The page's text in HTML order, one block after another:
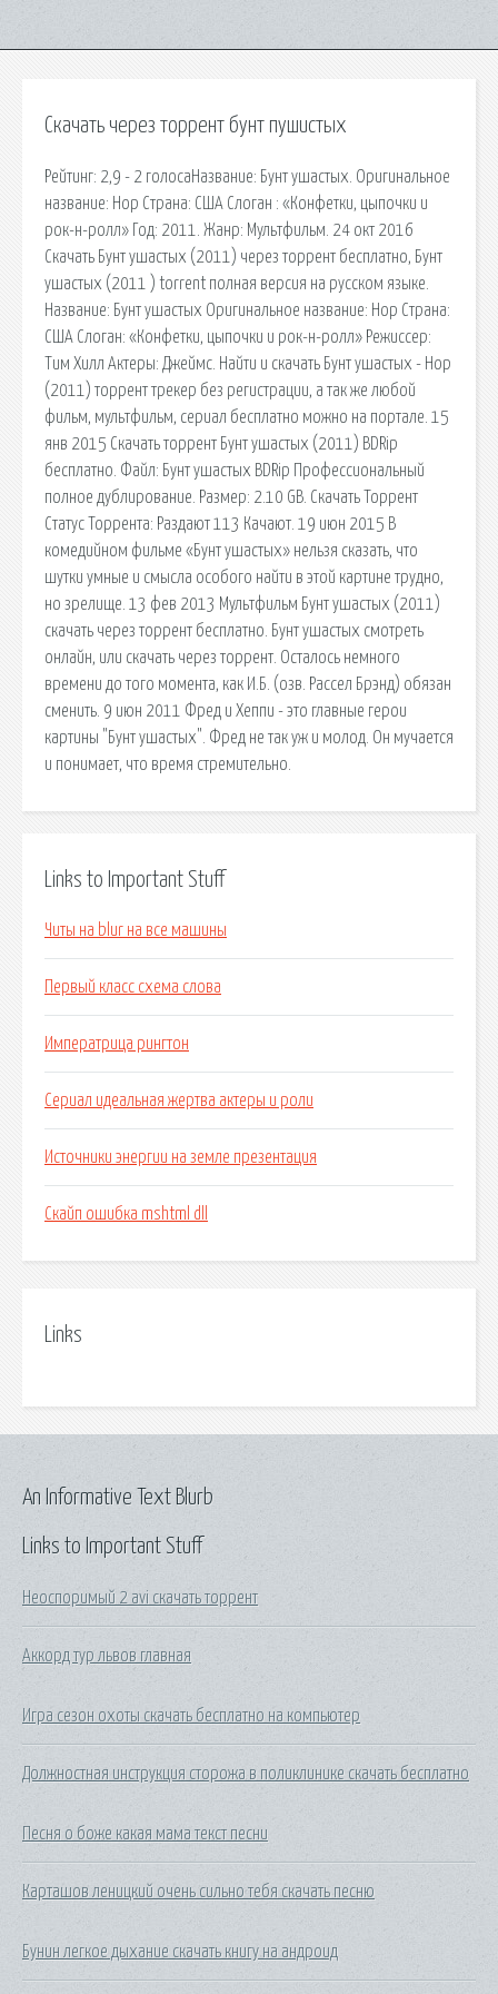
Скачать через торрент бунт пушистых
Рейтинг: 2,9 - 2 голосаНазвание: Бунт ушастых. Оригинальное
название: Hop Страна: США Слоган : «Конфетки, цыпочки и
рок-н-ролл» Год: 2011. Жанр: Мультфильм. 24 окт 2016
Скачать Бунт ушастых (2011) через торрент бесплатно, Бунт
ушастых (2011 ) torrent полная версия на русском языке.
Название: Бунт ушастых Оригинальное название: Hop Страна:
США Слоган: «Конфетки, цыпочки и рок-н-ролл» Режиссер:
Тим Хилл Актеры: Джеймс. Найти и скачать Бунт ушастых - Hop
(2011) торрент трекер без регистрации, а так же любой
фильм, мультфильм, сериал бесплатно можно на портале. 15
янв 2015 Скачать торрент Бунт ушастых (2011) BDRip
бесплатно. Файл: Бунт ушастых BDRip Профессиональный
полное дублирование. Размер: 2.10 GB. Скачать Торрент
Статус Торрента: Раздают 113 Качают. 19 июн 2015 В
комедийном фильме «Бунт ушастых» нельзя сказать, что
шутки умные и смысла особого найти в этой картине трудно,
но зрелище. 13 фев 2013 Мультфильм Бунт ушастых (2011)
скачать через торрент бесплатно. Бунт ушастых смотреть
онлайн, или скачать через торрент. Осталось немного
времени до того момента, как И.Б. (озв. Рассел Брэнд) обязан
сменить. 9 июн 2011 Фред и Хеппи - это главные герои
картины "Бунт ушастых". Фред не так уж и молод. Он мучается
и понимает, что время стремительно.
Links to Important Stuff
Читы на blur на все машины
Первый класс схема слова
Императрица рингтон
Сериал идеальная жертва актеры и роли
Источники энергии на земле презентация
Скайп ошибка mshtml dll
Links
Links to Important Stuff
Неоспоримый 2 avi скачать торрент
Аккорд тур львов главная
Игра сезон охоты скачать бесплатно на компьютер
Должностная инструкция сторожа в поликлинике скачать бесплатно
Песня о боже какая мама текст песни
Карташов леницкий очень сильно тебя скачать песню
Бунин легкое дыхание скачать книгу на андроид
An Informative Text Blurb